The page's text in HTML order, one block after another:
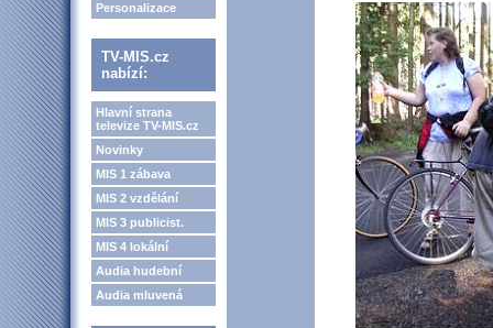
Personalizace
TV-MIS.cz
nabízí:
Hlavní strana
televize TV-MIS.cz
Novinky
MIS 1 zábava
MIS 2 vzdělání
MIS 3 publicist.
MIS 4 lokální
Audia hudební
Audia mluvená